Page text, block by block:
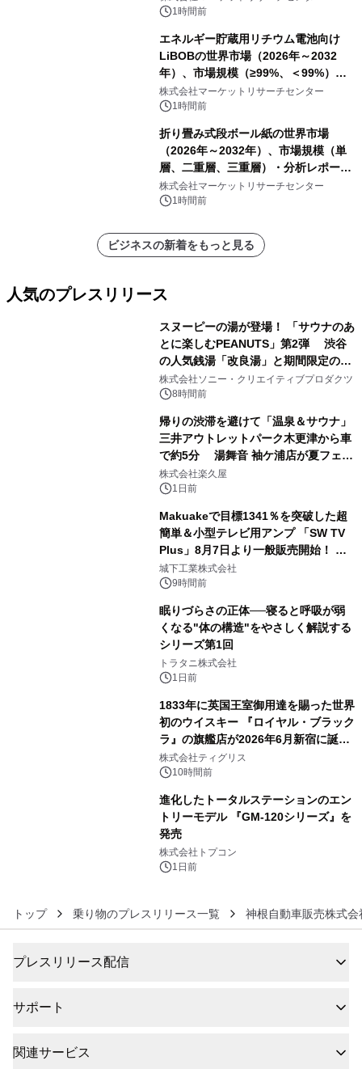
他）・分析レポートを発表
1時間前
エネルギー貯蔵用リチウム電池向け
LiBOBの世界市場（2026年～2032
年）、市場規模（≥99%、＜99%）・
分析レポートを発表
株式会社マーケットリサーチセンター
1時間前
折り畳み式段ボール紙の世界市場
（2026年～2032年）、市場規模（単
層、二重層、三重層）・分析レポート
を発表
株式会社マーケットリサーチセンター
1時間前
ビジネスの新着をもっと見る
人気のプレスリリース
スヌーピーの湯が登場！ 「サウナのあ
とに楽しむPEANUTS」第2弾 渋谷
の人気銭湯「改良湯」と期間限定のコ
ラボレーション サウナイキタイコラ
ボグッズも発売決定！
株式会社ソニー・クリエイティブプロダクツ
8時間前
帰りの渋滞を避けて「温泉＆サウナ」
三井アウトレットパーク木更津から車
で約5分 湯舞音 袖ケ浦店が夏フェア
メニューを提供
株式会社楽久屋
1日前
Makuakeで目標1341％を突破した超
簡単＆小型テレビ用アンプ 「SW TV
Plus」8月7日より一般販売開始！ ケ
ーブル1本つなぐだけ、テレビの音が
ぐっと豊かに
城下工業株式会社
9時間前
眠りづらさの正体──寝ると呼吸が弱
くなる"体の構造"をやさしく解説する
シリーズ第1回
トラタニ株式会社
1日前
1833年に英国王室御用達を賜った世界
初のウイスキー 『ロイヤル・ブラック
ラ』の旗艦店が2026年6月新宿に誕
生 バカルディ ジャパンと連携した
没入型バー「BAR Arca」
株式会社ティグリス
10時間前
進化したトータルステーションのエン
トリーモデル 『GM-120シリーズ』を
発売
株式会社トプコン
1日前
トップ 乗り物のプレスリリース一覧 神根自動車販売株式会
プレスリリース配信
サポート
関連サービス